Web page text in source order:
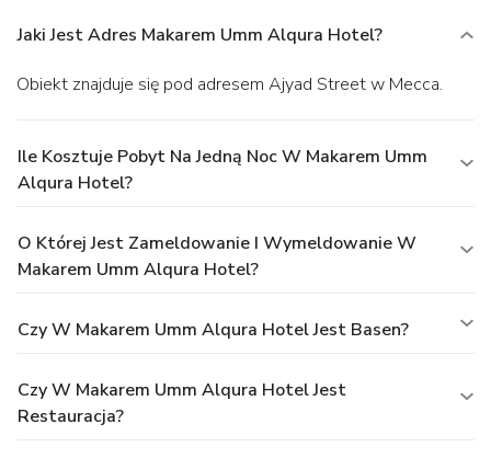
Jaki Jest Adres Makarem Umm Alqura Hotel?
Obiekt znajduje się pod adresem Ajyad Street w Mecca.
Ile Kosztuje Pobyt Na Jedną Noc W Makarem Umm
Alqura Hotel?
O Której Jest Zameldowanie I Wymeldowanie W
Makarem Umm Alqura Hotel?
Czy W Makarem Umm Alqura Hotel Jest Basen?
Czy W Makarem Umm Alqura Hotel Jest
Restauracja?